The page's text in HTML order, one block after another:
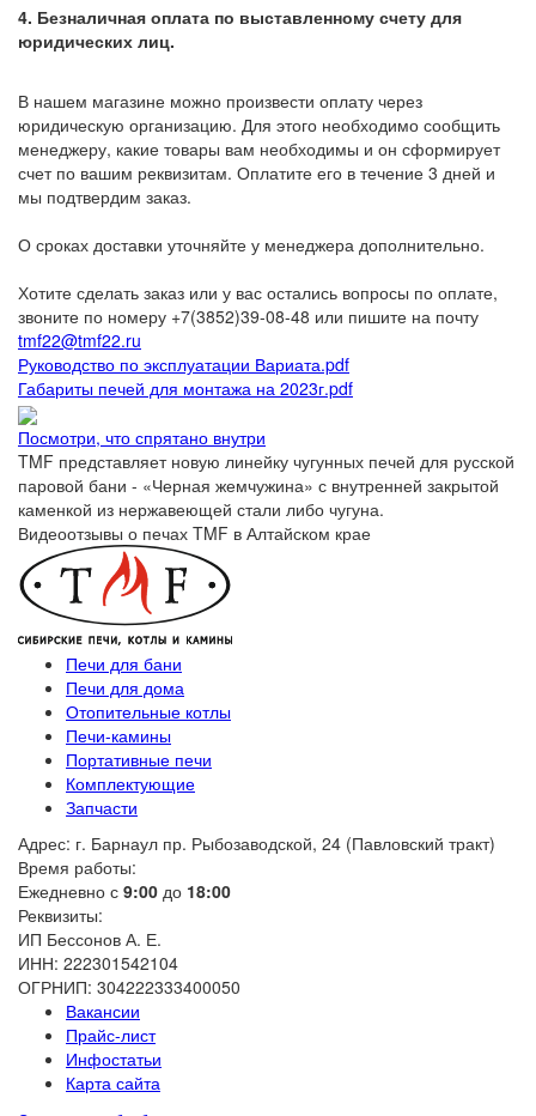
4. Безналичная оплата по выставленному счету для
юридических лиц.
В нашем магазине можно произвести оплату через
юридическую организацию. Для этого необходимо сообщить
менеджеру, какие товары вам необходимы и он сформирует
счет по вашим реквизитам. Оплатите его в течение 3 дней и
мы подтвердим заказ.
О сроках доставки уточняйте у менеджера дополнительно.
Хотите сделать заказ или у вас остались вопросы по оплате,
звоните по номеру +7(3852)39-08-48 или пишите на почту
tmf22@tmf22.ru
Руководство по эксплуатации Вариата.pdf
Габариты печей для монтажа на 2023г.pdf
Посмотри, что спрятано внутри
TMF представляет новую линейку чугунных печей для русской
паровой бани - «Черная жемчужина» с внутренней закрытой
каменкой из нержавеющей стали либо чугуна.
Видеоотзывы о печах TMF в Алтайском крае
Печи для бани
Печи для дома
Отопительные котлы
Печи-камины
Портативные печи
Комплектующие
Запчасти
Адрес: г. Барнаул пр. Рыбозаводской, 24 (Павловский тракт)
Время работы:
Ежедневно с 9:00 до 18:00
Реквизиты:
ИП Бессонов А. Е.
ИНН: 222301542104
ОГРНИП: 304222333400050
Вакансии
Прайс-лист
Инфостатьи
Карта сайта